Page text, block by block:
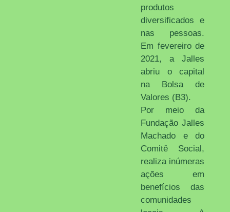
produtos
diversificados e
nas pessoas.
Em fevereiro de
2021, a Jalles
abriu o capital
na Bolsa de
Valores (B3).
Por meio da
Fundação Jalles
Machado e do
Comitê Social,
realiza inúmeras
ações em
benefícios das
comunidades